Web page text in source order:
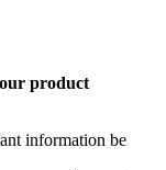
product
information be